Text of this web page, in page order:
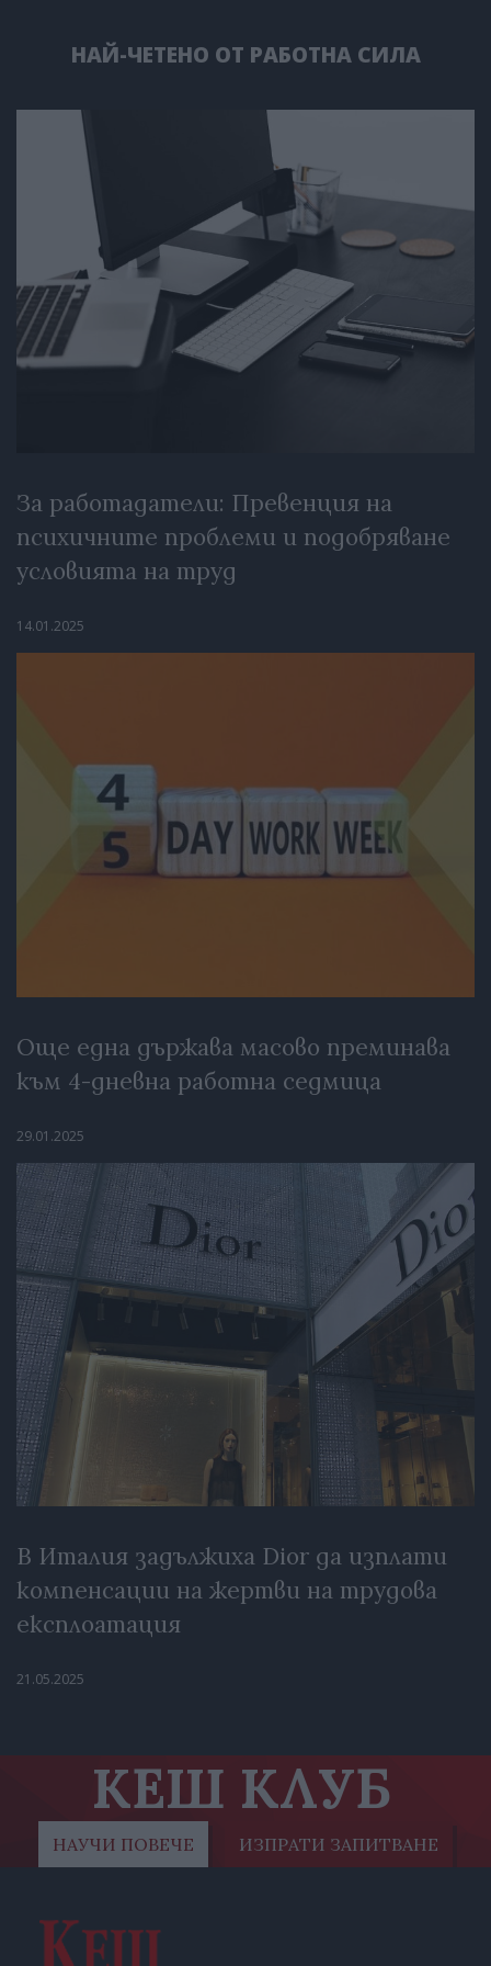
НАЙ-ЧЕТЕНО ОТ РАБОТНА СИЛА
За работадатели: Превенция на
психичните проблеми и подобряване
условията на труд
14.01.2025
Още една държава масово преминава
към 4-дневна работна седмица
29.01.2025
В Италия задължиха Dior да изплати
компенсации на жертви на трудова
експлоатация
21.05.2025
КЕШ КЛУБ
НАУЧИ ПОВЕЧЕ ИЗПРАТИ ЗАПИТВАНЕ